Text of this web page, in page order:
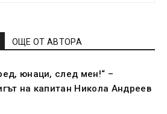
ОЩЕ ОТ АВТОРА
юнаци, след мен!“ –
на капитан Никола Андреев